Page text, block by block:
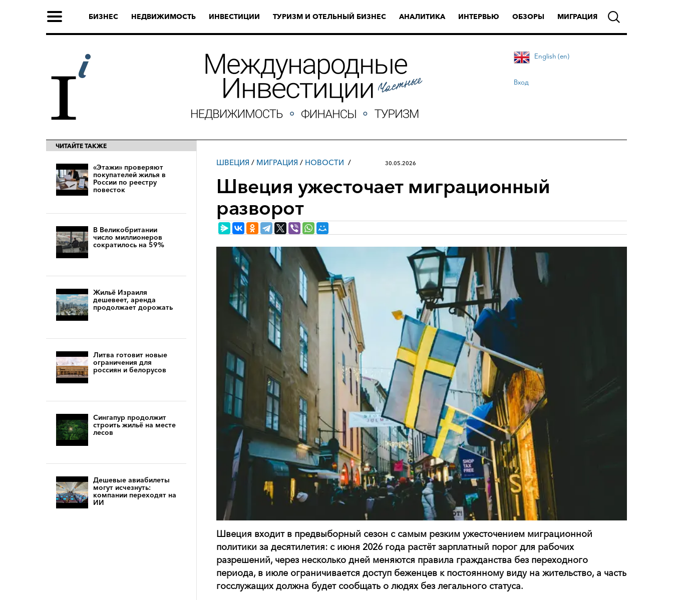
БИЗНЕС НЕДВИЖИМОСТЬ ИНВЕСТИЦИИ ТУРИЗМ И ОТЕЛЬНЫЙ БИЗНЕС АНАЛИТИКА ИНТЕРВЬЮ ОБЗОРЫ МИГРАЦИЯ
English (en)
Вход
ЧИТАЙТЕ ТАКЖЕ
«Этажи» проверяют
покупателей жилья в
России по реестру
повесток
В Великобритании
число миллионеров
сократилось на 59%
Жильё Израиля
дешевеет, аренда
продолжает дорожать
Литва готовит новые
ограничения для
россиян и белорусов
Сингапур продолжит
строить жильё на месте
лесов
Дешевые авиабилеты
могут исчезнуть:
компании переходят на
ИИ
ШВЕЦИЯ / МИГРАЦИЯ / НОВОСТИ 30.05.2026
Швеция ужесточает миграционный
разворот
Швеция входит в предвыборный сезон с самым резким ужесточением миграционной
политики за десятилетия: с июня 2026 года растёт зарплатный порог для рабочих
разрешений, через несколько дней меняются правила гражданства без переходного
периода, в июле ограничивается доступ беженцев к постоянному виду на жительство, а часть
госслужащих должна будет сообщать о людях без легального статуса.